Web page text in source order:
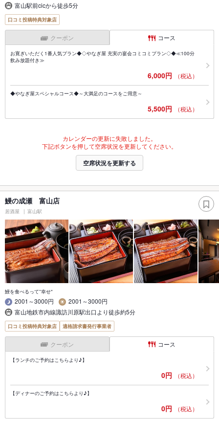
富山駅前cicから徒歩5分
口コミ投稿特典対象店
クーポン コース
お寛ぎいただく1番人気プラン◆◇やなぎ屋 充実の宴会コミコミプラン◇◆≪100分
飲み放題付き≫
6,000円 （税込）
◆やなぎ屋スペシャルコース◆～大満足のコースをご用意～
5,500円 （税込）
カレンダーの更新に失敗しました。
下記ボタンを押して空席状況を更新してください。
空席状況を更新する
鰻の成瀬 富山店
居酒屋 富山駅
鰻を食べるって''幸せ"
2001～3000円
2001～3000円
富山地鉄市内線諏訪川原駅出口より徒歩約5分
口コミ投稿特典対象店 適格請求書発行事業者
クーポン コース
【ランチのご予約はこちらより♪】
0円 （税込）
【ディナーのご予約はこちらより♪】
0円 （税込）